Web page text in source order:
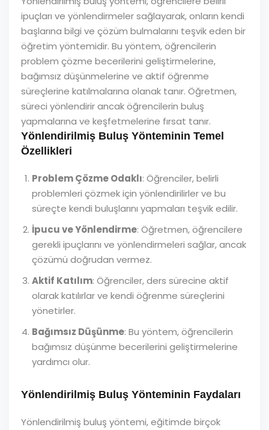
ipuçları ve yönlendirmeler sağlayarak, onların kendi
başlarına bilgi ve çözüm bulmalarını teşvik eden bir
öğretim yöntemidir. Bu yöntem, öğrencilerin
problem çözme becerilerini geliştirmelerine,
bağımsız düşünmelerine ve aktif öğrenme
süreçlerine katılmalarına olanak tanır. Öğretmen,
süreci yönlendirir ancak öğrencilerin buluş
yapmalarına ve keşfetmelerine fırsat tanır.
Yönlendirilmiş Buluş Yönteminin Temel
Özellikleri
Problem Çözme Odaklı: Öğrenciler, belirli
problemleri çözmek için yönlendirilirler ve bu
süreçte kendi buluşlarını yapmaları teşvik edilir.
İpucu ve Yönlendirme: Öğretmen, öğrencilere
gerekli ipuçlarını ve yönlendirmeleri sağlar, ancak
çözümü doğrudan vermez.
Aktif Katılım: Öğrenciler, ders sürecine aktif
olarak katılırlar ve kendi öğrenme süreçlerini
yönetirler.
Bağımsız Düşünme: Bu yöntem, öğrencilerin
bağımsız düşünme becerilerini geliştirmelerine
yardımcı olur.
Yönlendirilmiş Buluş Yönteminin Faydaları
Yönlendirilmiş buluş yöntemi, eğitimde birçok